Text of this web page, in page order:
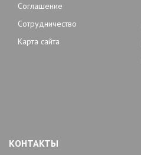
Соглашение
Сотрудничество
Карта сайта
КОНТАКТЫ